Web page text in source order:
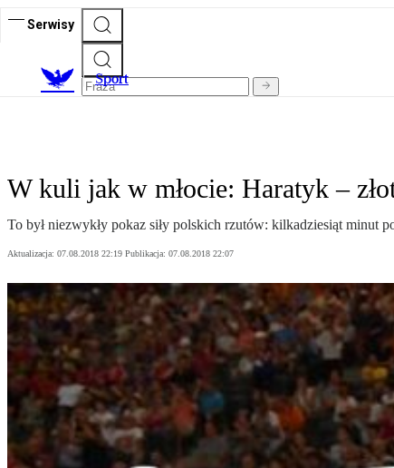
Serwisy
Sport
W kuli jak w młocie: Haratyk –
To był niezwykły pokaz siły polskich rzutów: kilkadziesiąt minut
Aktualizacja: 07.08.2018 22:19 Publikacja: 07.08.2018 22:07